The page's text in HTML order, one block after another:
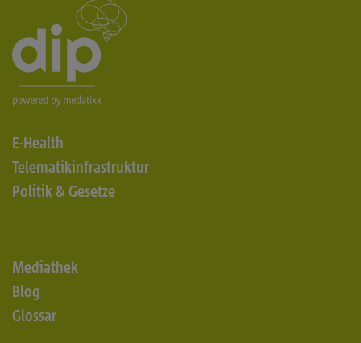
E-Health
Telematikinfrastruktur
Politik & Gesetze
Mediathek
Blog
Glossar